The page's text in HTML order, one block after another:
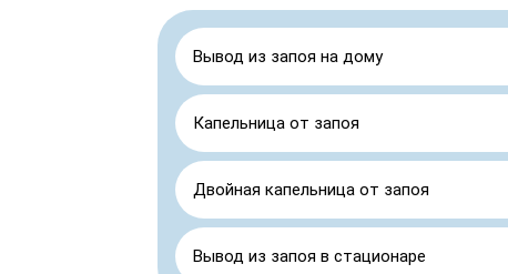
Вывод из запоя на дому
Капельница от запоя
Двойная капельница от запоя
Вывод из запоя в стационаре